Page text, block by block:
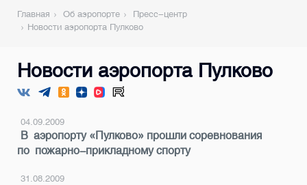
Главная Об аэропорте
Пресс-центр
Новости аэропорта Пулково
Новости аэропорта Пулково
04.09.2009
В аэропорту «Пулково» прошли соревнования
по пожарно-прикладному спорту
31.08.2009